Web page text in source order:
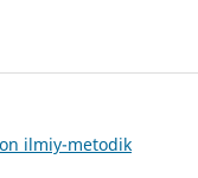
ilmiy-metodik